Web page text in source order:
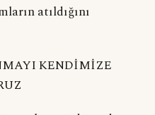
atıldığını
KENDİMİZE